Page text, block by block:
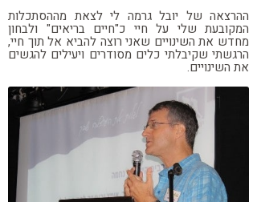
ההרצאה של יובל גרמה לי לצאת מההסתכלות
המקובעת שלי על חיי כ"חיים בריאים" ולבחון
מחדש את השינויים שאני רוצה להביא אל תוך חיי,
הרגשתי שקיבלתי כלים מסודרים ויעילים להגשים
את השינויים.